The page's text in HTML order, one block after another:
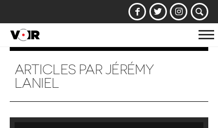
la
ARTICLES PAR JÉRÉMY
LANIEL